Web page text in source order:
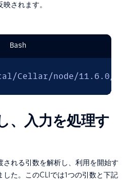
されます。
Bash
Cellar/node/11.6.0/bin/
、入力を処理す
される引数を解析し、利用を開始す
した。このCLIでは1つの引数と下記